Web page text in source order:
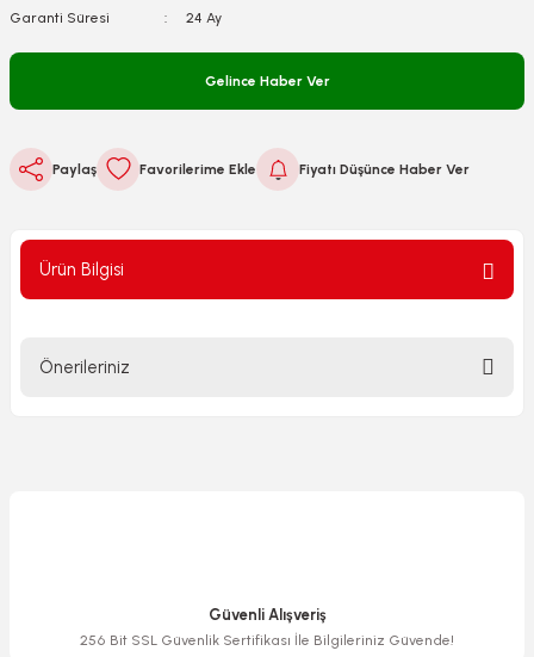
Garanti Süresi
24 Ay
Gelince Haber Ver
Paylaş Fiyatı Düşünce Haber Ver
Ürün Bilgisi
Önerileriniz
Ürün bilgilerinde hatalar bulunuyor.
Güvenli Alışveriş
256 Bit SSL Güvenlik Sertifikası İle Bilgileriniz Güvende!